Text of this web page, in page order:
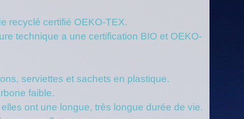
recyclé certifié OEKO-TEX.
technique a une certification BIO et OEKO-
serviettes et sachets en plastique.
faible.
ont une longue, très longue durée de vie.